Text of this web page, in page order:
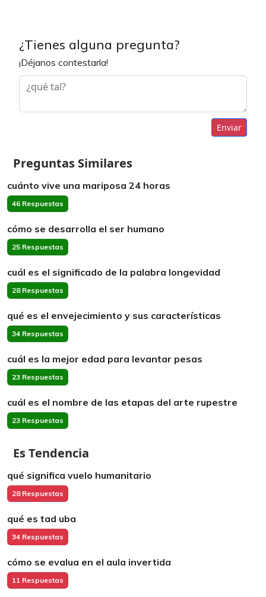
¿Tienes alguna pregunta?
¡Déjanos contestarla!
Enviar
Preguntas Similares
cuánto vive una mariposa 24 horas
46 Respuestas
cómo se desarrolla el ser humano
25 Respuestas
cuál es el significado de la palabra longevidad
28 Respuestas
qué es el envejecimiento y sus características
34 Respuestas
cuál es la mejor edad para levantar pesas
23 Respuestas
cuál es el nombre de las etapas del arte rupestre
23 Respuestas
Es Tendencia
qué significa vuelo humanitario
28 Respuestas
qué es tad uba
34 Respuestas
cómo se evalua en el aula invertida
11 Respuestas